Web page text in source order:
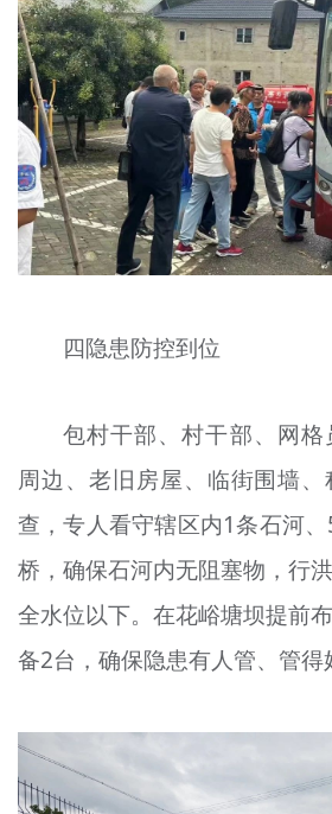
四隐患防控到位
包村干部、村干部、网
周边、老旧房屋、临街围墙
查，专人看守辖区内1条石河
桥，确保石河内无阻塞物，行
全水位以下。在花峪塘坝提前
备2台，确保隐患有人管、管得